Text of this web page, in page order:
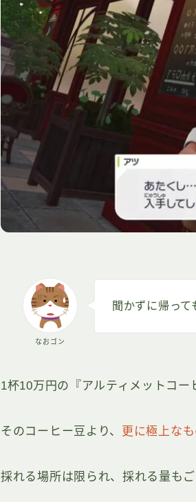
なおゴン
聞かずに帰って
1杯10万円の『アルティメットコー
そのコーヒー豆より、 更に極上なも
採れる場所は限られ、採れる量もご